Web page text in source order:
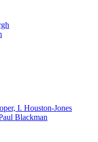
I. Houston-Jones
Blackman